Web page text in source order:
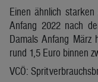
Einen ähnlich
Anfang 2022 nach
Damals Anfang März
rund 1,5 Euro binnen
VCÖ: